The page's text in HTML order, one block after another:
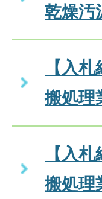
乾燥汚
【入
搬処理
【入
搬処理